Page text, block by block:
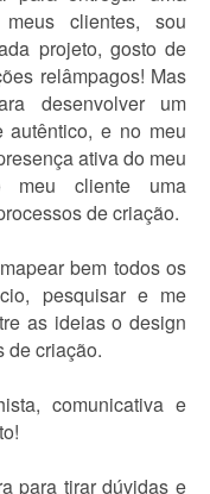
clientes, sou
projeto, gosto de
relâmpagos! Mas
desenvolver um
autêntico, e no meu
ativa do meu
meu cliente uma
de criação.
bem todos os
pesquisar e me
as ideias o design
de criação.
comunicativa e
para tirar dúvidas e